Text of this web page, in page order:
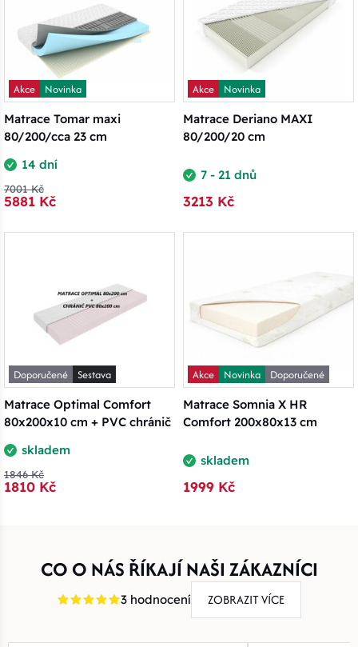
Akce
Novinka
Matrace Tomar maxi
80/200/cca 23 cm
14 dní
7001 Kč
5881 Kč
Akce
Novinka
Matrace Deriano MAXI
80/200/20 cm
7 - 21 dnů
3213 Kč
Doporučené
Sestava
Matrace Optimal Comfort
80x200x10 cm + PVC chránič
skladem
1846 Kč
1810 Kč
Akce Novinka
Doporučené
Matrace Somnia X HR
Comfort 200x80x13 cm
skladem
1999 Kč
CO O NÁS ŘÍKAJÍ NAŠI ZÁKAZNÍCI
3 hodnocení ZOBRAZIT VÍCE